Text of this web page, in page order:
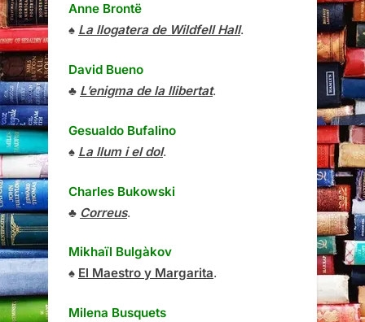
Anne Brontë
♠ La llogatera de Wildfell Hall.
David Bueno
♣ L’enigma de la llibertat.
Gesualdo Bufalino
♠ La llum i el dol.
Charles Bukowski
♣ Correus.
Mikhaïl Bulgàkov
♠ El Maestro y Margarita.
Milena Busquets